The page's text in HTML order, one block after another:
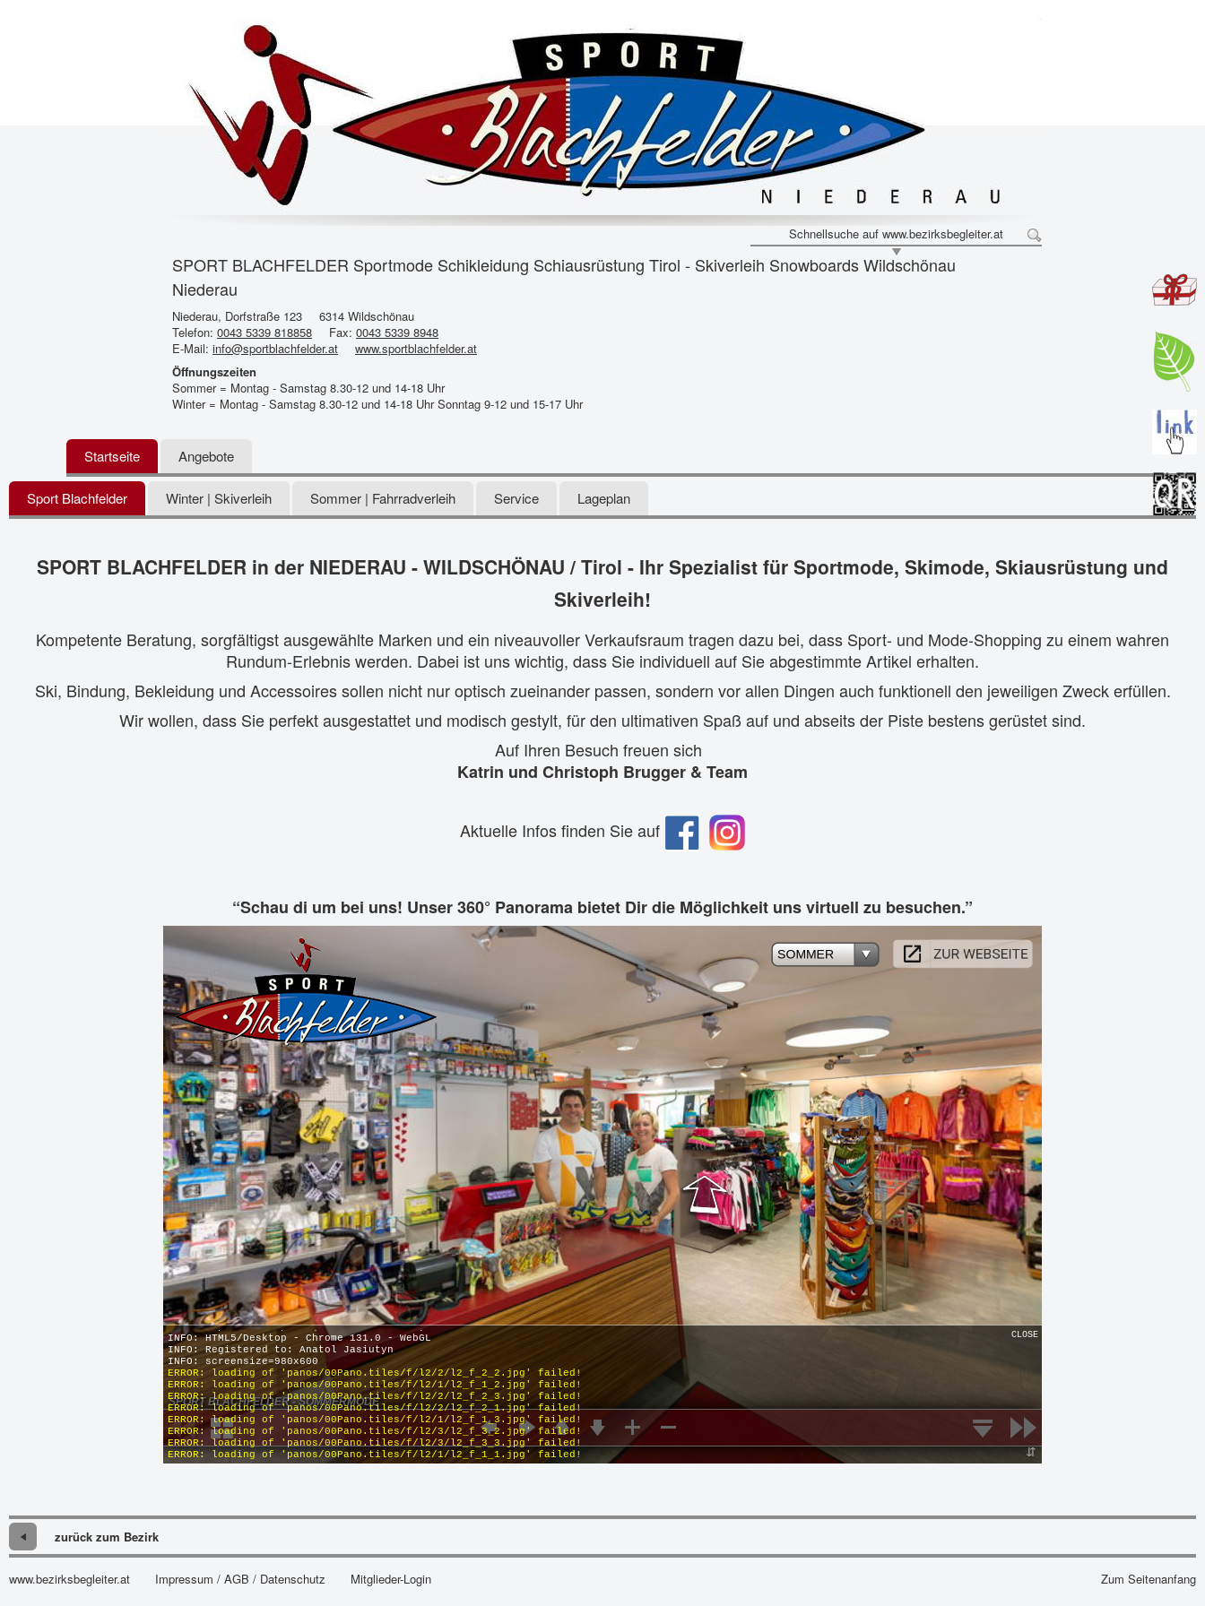
Schnellsuche auf www.bezirksbegleiter.at
SPORT BLACHFELDER Sportmode Schikleidung Schiausrüstung Tirol - Skiverleih Snowboards Wildschönau
Niederau
Niederau, Dorfstraße 123
6314 Wildschönau
Telefon: 0043 5339 818858 Fax: 0043 5339 8948
E-Mail: info@sportblachfelder.at
www.sportblachfelder.at
Öffnungszeiten
Sommer = Montag - Samstag 8.30-12 und 14-18 Uhr
Winter = Montag - Samstag 8.30-12 und 14-18 Uhr Sonntag 9-12 und 15-17 Uhr
Startseite Angebote
Sport Blachfelder Winter | Skiverleih Sommer | Fahrradverleih Service Lageplan
SPORT BLACHFELDER in der NIEDERAU - WILDSCHÖNAU / Tirol - Ihr Spezialist für Sportmode, Skimode, Skiausrüstung und
Skiverleih!
Kompetente Beratung, sorgfältigst ausgewählte Marken und ein niveauvoller Verkaufsraum tragen dazu bei, dass Sport- und Mode-Shopping zu einem wahren
Rundum-Erlebnis werden. Dabei ist uns wichtig, dass Sie individuell auf Sie abgestimmte Artikel erhalten.
Ski, Bindung, Bekleidung und Accessoires sollen nicht nur optisch zueinander passen, sondern vor allen Dingen auch funktionell den jeweiligen Zweck erfüllen.
Wir wollen, dass Sie perfekt ausgestattet und modisch gestylt, für den ultimativen Spaß auf und abseits der Piste bestens gerüstet sind.
Auf Ihren Besuch freuen sich
Katrin und Christoph Brugger & Team
Aktuelle Infos finden Sie auf
“Schau di um bei uns! Unser 360° Panorama bietet Dir die Möglichkeit uns virtuell zu besuchen.”
zurück zum Bezirk
www.bezirksbegleiter.at Impressum / AGB / Datenschutz Mitglieder-Login Zum Seitenanfang